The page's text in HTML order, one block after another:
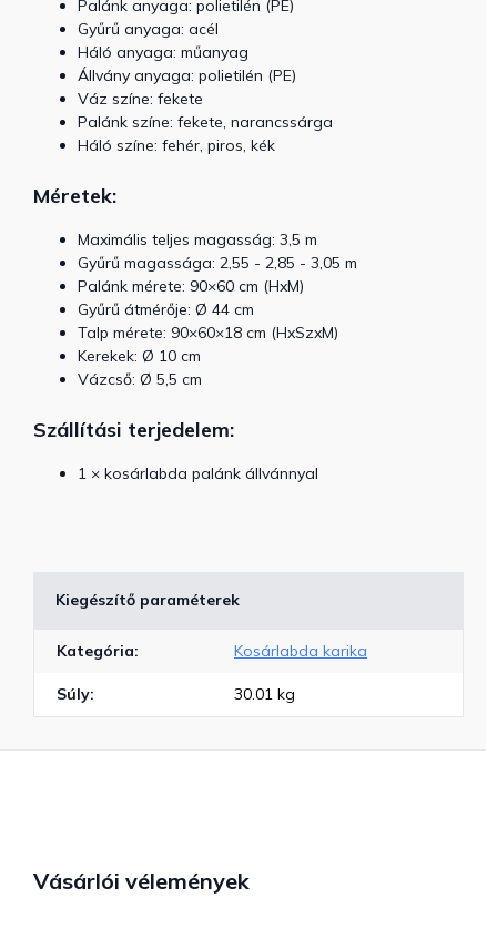
Palánk anyaga: polietilén (PE)
Gyűrű anyaga: acél
Háló anyaga: műanyag
Állvány anyaga: polietilén (PE)
Váz színe: fekete
Palánk színe: fekete, narancssárga
Háló színe: fehér, piros, kék
Méretek:
Maximális teljes magasság: 3,5 m
Gyűrű magassága: 2,55 - 2,85 - 3,05 m
Palánk mérete: 90×60 cm (HxM)
Gyűrű átmérője: Ø 44 cm
Talp mérete: 90×60×18 cm (HxSzxM)
Kerekek: Ø 10 cm
Vázcső: Ø 5,5 cm
Szállítási terjedelem:
1 × kosárlabda palánk állvánnyal
Kiegészítő paraméterek
Kategória: Kosárlabda karika
Súly: 30.01 kg
Vásárlói vélemények